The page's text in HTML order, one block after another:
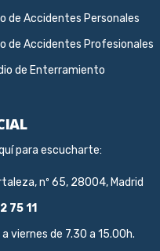
de Accidentes Personales
de Accidentes Profesionales
de Enterramiento
para escucharte:
nº 65, 28004, Madrid
75 11
a viernes de 7.30 a 15.00h.